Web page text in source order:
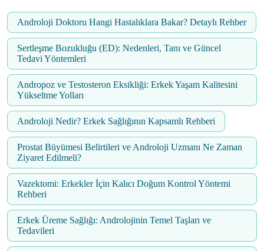
Androloji Doktoru Hangi Hastalıklara Bakar? Detaylı Rehber
Sertleşme Bozukluğu (ED): Nedenleri, Tanı ve Güncel
Tedavi Yöntemleri
Andropoz ve Testosteron Eksikliği: Erkek Yaşam Kalitesini
Yükseltme Yolları
Androloji Nedir? Erkek Sağlığının Kapsamlı Rehberi
Prostat Büyümesi Belirtileri ve Androloji Uzmanı Ne Zaman
Ziyaret Edilmeli?
Vazektomi: Erkekler İçin Kalıcı Doğum Kontrol Yöntemi
Rehberi
Erkek Üreme Sağlığı: Androlojinin Temel Taşları ve
Tedavileri